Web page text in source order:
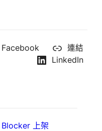
Facebook
連結
LinkedIn
上架